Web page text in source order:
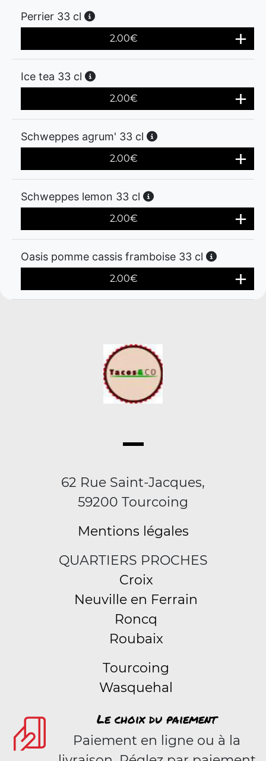
Perrier 33 cl
2.00€
Ice tea 33 cl
2.00€
Schweppes agrum' 33 cl
2.00€
Schweppes lemon 33 cl
2.00€
Oasis pomme cassis framboise 33 cl
2.00€
62 Rue Saint-Jacques,
59200 Tourcoing
Mentions légales
QUARTIERS PROCHES
Croix
Neuville en Ferrain
Roncq
Roubaix
Tourcoing
Wasquehal
Le choix du paiement
Paiement en ligne ou à la